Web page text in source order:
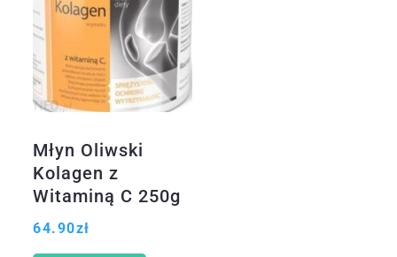
Młyn Oliwski
Kolagen z
Witaminą C 250g
64.90zł